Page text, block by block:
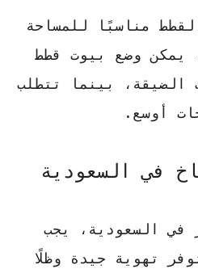
مناسبًا للمساحة
يمكن وضع بيوت قطط
الضيقة، بينما تتطلب
أوسع.
في السعودية
في السعودية، يجب
تهوية جيدة وظلًا